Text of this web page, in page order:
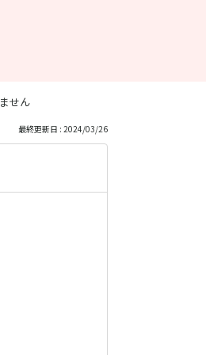
せん
最終更新日 : 2024/03/26